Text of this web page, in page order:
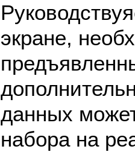
экране,
данных
набора на